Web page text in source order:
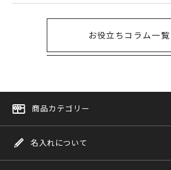
お役立ちコラム一覧
商品カテゴリー
名入れについて